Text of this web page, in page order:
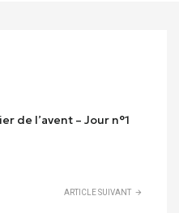
de l’avent – Jour n°1
ARTICLE SUIVANT